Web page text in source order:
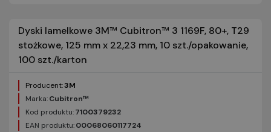
Dyski lamelkowe 3M™ Cubitron™ 3 1169F, 80+, T29
stożkowe, 125 mm x 22,23 mm, 10 szt./opakowanie,
100 szt./karton
Producent:3M
Marka:Cubitron™
Kod produktu:7100379232
EAN produktu:00068060117724